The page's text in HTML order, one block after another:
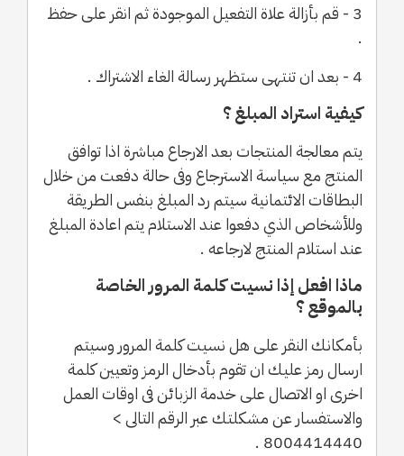
3 - قم بأزالة علاة التفعيل الموجودة ثم انقر على حفظ
.
4 - بعد ان تنتهى ستظهر رسالة الغاء الاشتراك .
كيفية استراد المبلغ ؟
يتم معالجة المنتجات بعد الارجاع مباشرة اذا توافق
المنتج مع سياسة الاسترجاع وفى حالة دفعت من خلال
البطاقات الائتمانية سيتم رد المبلغ بنفس الطريقة
وللأشخاص الذي دفعوا عند الاستلام يتم اعادة المبلغ
عند استلام المنتج لارجاعه .
ماذا افعل إذا نسيت كلمة المرور الخاصة
بالموقع ؟
بأمكانك النقر على هل نسيت كلمة المرور وسيتم
ارسال رمز عليك ان تقوم بأدخال الرمز وتعيين كلمة
اخرى او الاتصال على خدمة الزبائن فى اوقات العمل
والاستفسار عن مشكلتك عبر الرقم التالى >
8004414440 .